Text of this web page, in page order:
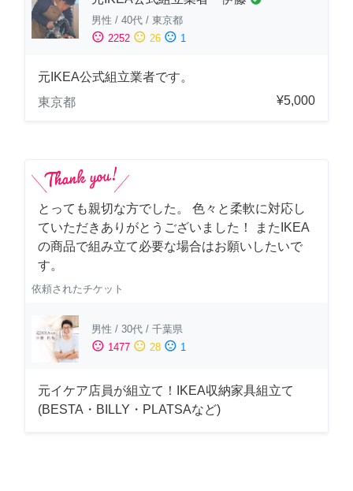
男性 / 40代 / 東京都
sentiment_satisfied 2252 sentiment_neutral 26 sentiment_dissatisfied 1
元IKEA公式組立業者です。
東京都
¥5,000
とっても親切な方でした。 色々と柔軟に対応し
ていただきありがとうございました！ またIKEA
の商品で組み立て必要な場合はお願いしたいで
す。
依頼されたチケット
男性 / 30代 / 千葉県
sentiment_satisfied 1477 sentiment_neutral 28 sentiment_dissatisfied 1
元イケア店員が組立て！IKEA収納家具組立て
(BESTA・BILLY・PLATSAなど)